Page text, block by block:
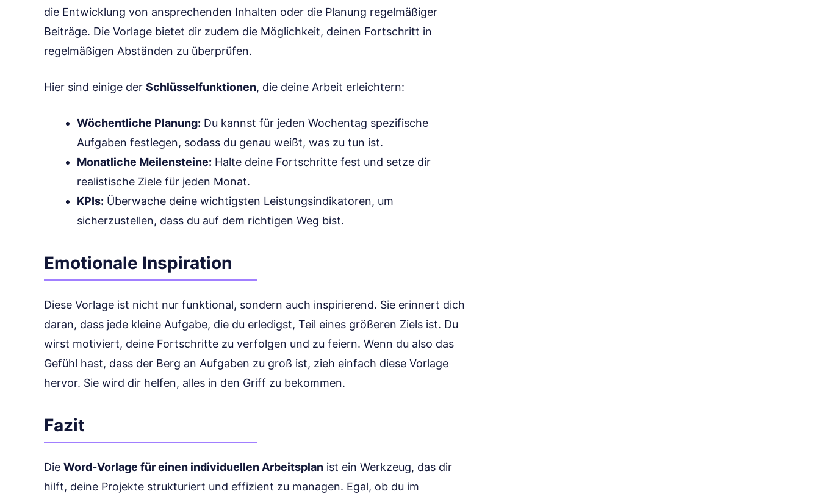
die Entwicklung von ansprechenden Inhalten oder die Planung regelmäßiger
Beiträge. Die Vorlage bietet dir zudem die Möglichkeit, deinen Fortschritt in
regelmäßigen Abständen zu überprüfen.
Hier sind einige der Schlüsselfunktionen, die deine Arbeit erleichtern:
Wöchentliche Planung: Du kannst für jeden Wochentag spezifische
Aufgaben festlegen, sodass du genau weißt, was zu tun ist.
Monatliche Meilensteine: Halte deine Fortschritte fest und setze dir
realistische Ziele für jeden Monat.
KPIs: Überwache deine wichtigsten Leistungsindikatoren, um
sicherzustellen, dass du auf dem richtigen Weg bist.
Emotionale Inspiration
Diese Vorlage ist nicht nur funktional, sondern auch inspirierend. Sie erinnert dich
daran, dass jede kleine Aufgabe, die du erledigst, Teil eines größeren Ziels ist. Du
wirst motiviert, deine Fortschritte zu verfolgen und zu feiern. Wenn du also das
Gefühl hast, dass der Berg an Aufgaben zu groß ist, zieh einfach diese Vorlage
hervor. Sie wird dir helfen, alles in den Griff zu bekommen.
Fazit
Die Word-Vorlage für einen individuellen Arbeitsplan ist ein Werkzeug, das dir
hilft, deine Projekte strukturiert und effizient zu managen. Egal, ob du im